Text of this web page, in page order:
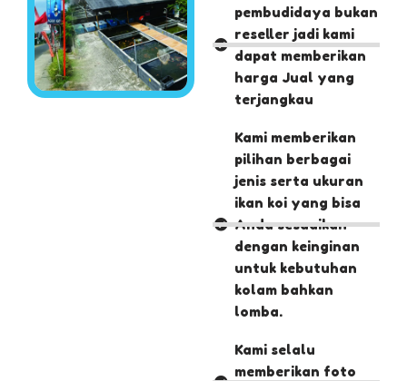
pembudidaya bukan
reseller jadi kami
dapat memberikan
harga Jual yang
terjangkau
Kami memberikan
pilihan berbagai
jenis serta ukuran
ikan koi yang bisa
Anda sesuaikan
dengan keinginan
untuk kebutuhan
kolam bahkan
lomba.
Kami selalu
memberikan foto